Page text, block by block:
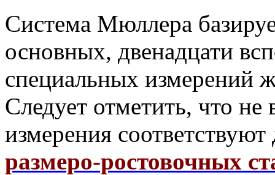
Система Мюллера
основных, двенадцати
специальных измерений
Следует отметить, что не
измерения
размеро-ростовочных